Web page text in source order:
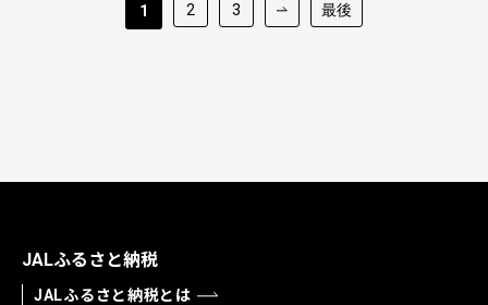
1 2 3 最後
JALふるさと納税
JALふるさと納税とは